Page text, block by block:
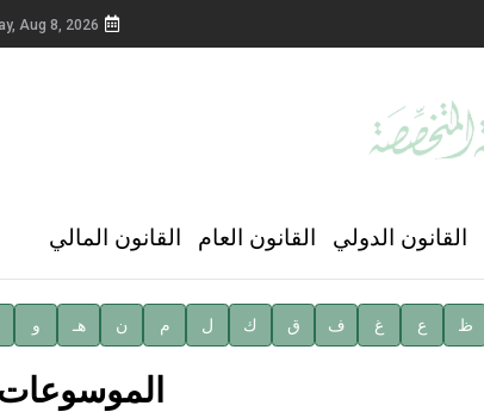
Aug 8, 2026
القانون الدولي القانون العام القانون المالي
ظ ع غ ف ق ك ل م ن هـ و